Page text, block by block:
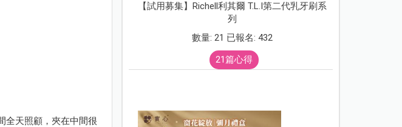
全天照顧，夾在中間很
【試用募集】Richell利其爾 T.L.I第二代乳牙刷系
列
數量: 21 已報名: 432
21篇心得